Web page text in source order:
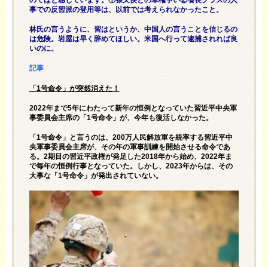
事での反習派の登用等は、以前では考えられなかったこと。
林氏の言うように、習はというか、中国人の言うことを信じるの
は危険。岩屋は早く辞めてほしい。米国へ行って逮捕されれば良
いのに。
記事
「1号命令」が突然消えた！
2022年まで5年にわたって新年の恒例となっていた習近平中央軍
事委員会主席の「1号命令」が、今年も復活しなかった。
「1号命令」と言うのは、200万人民解放軍を統率する習近平中
央軍事委員会主席が、その年の軍事訓練を開始させる命令であ
る。2期目の習近平政権が発足した2018年から始め、2022年ま
で毎年の恒例行事となっていた。しかし、2023年からは、その
大事な「1号命令」が発出されていない。